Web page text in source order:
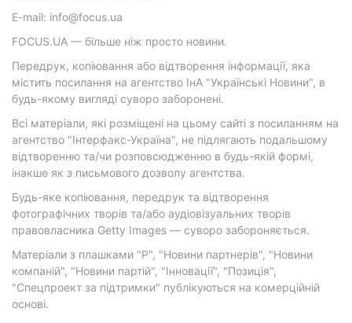
E-mail: info@focus.ua
FOCUS.UA — більше ніж просто новини.
Передрук, копіювання або відтворення інформації, яка
містить посилання на агентство ІнА "Українські Новини", в
будь-якому вигляді суворо заборонені.
Всі матеріали, які розміщені на цьому сайті з посиланням на
агентство "Інтерфакс-Україна", не підлягають подальшому
відтворенню та/чи розповсюдженню в будь-якій формі,
інакше як з письмового дозволу агентства.
Будь-яке копіювання, передрук та відтворення
фотографічних творів та/або аудіовізуальних творів
правовласника Getty Images — суворо забороняється.
Матеріали з плашками "Р", "Новини партнерів", "Новини
компаній", "Новини партій", "Інновації", "Позиція",
"Спецпроект за підтримки" публікуються на комерційній
основі.